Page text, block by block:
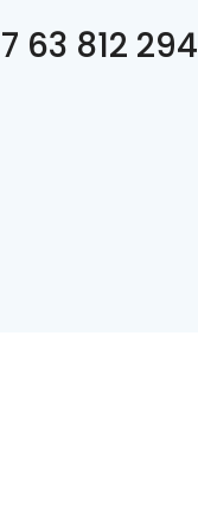
63 812 294